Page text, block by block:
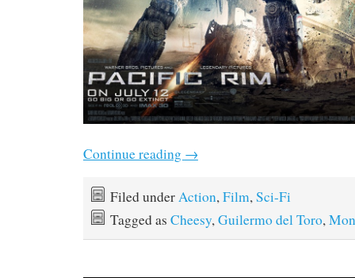
Continue reading →
Filed underAction,Film,Sci-Fi
Tagged as Cheesy,Guilermo del Toro,